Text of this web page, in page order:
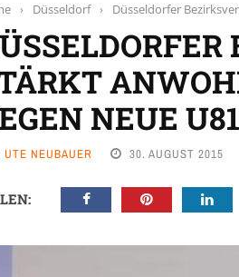
› Düsseldorf › Düsseldorfer
NEUE U81
UTE NEUBAUER 30. AUGUST 2015